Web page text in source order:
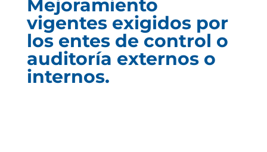
Mejoramiento
vigentes exigidos por
los entes de control o
auditoría externos o
internos.